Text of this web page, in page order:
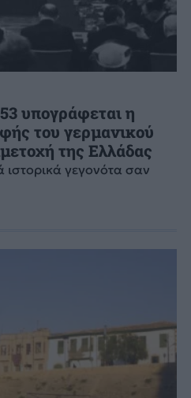
υπογράφεται η
του γερμανικού
της Ελλάδας
ιστορικά γεγονότα σαν